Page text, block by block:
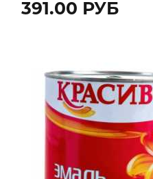
Площадь (м
391.00 РУБ